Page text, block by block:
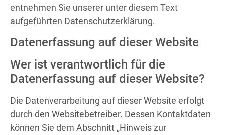
entnehmen Sie unserer unter diesem Text
aufgeführten Datenschutzerklärung.
Datenerfassung auf dieser Website
Wer ist verantwortlich für die
Datenerfassung auf dieser Website?
Die Datenverarbeitung auf dieser Website erfolgt
durch den Websitebetreiber. Dessen Kontaktdaten
können Sie dem Abschnitt „Hinweis zur